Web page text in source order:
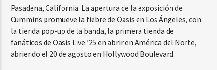
Pasadena, California. La apertura de la exposición de
Cummins promueve la fiebre de Oasis en Los Ángeles, con
la tienda pop-up de la banda, la primera tienda de
fanáticos de Oasis Live ’25 en abrir en América del Norte,
abriendo el 20 de agosto en Hollywood Boulevard.